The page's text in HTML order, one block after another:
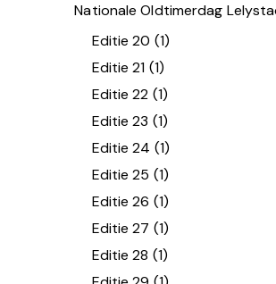
Nationale Oldtimerdag
Editie 20 (1)
Editie 21 (1)
Editie 22 (1)
Editie 23 (1)
Editie 24 (1)
Editie 25 (1)
Editie 26 (1)
Editie 27 (1)
Editie 28 (1)